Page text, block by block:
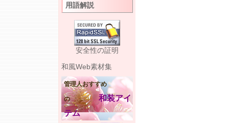
用語解説
安全性の証明
和風Web素材集
管理人おすすめ
の
和装アイ
テム